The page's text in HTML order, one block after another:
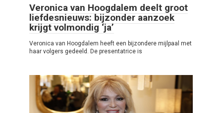
Veronica van Hoogdalem deelt groot
liefdesnieuws: bijzonder aanzoek
krijgt volmondig ‘ja’
Veronica van Hoogdalem heeft een bijzondere mijlpaal met
haar volgers gedeeld. De presentatrice is